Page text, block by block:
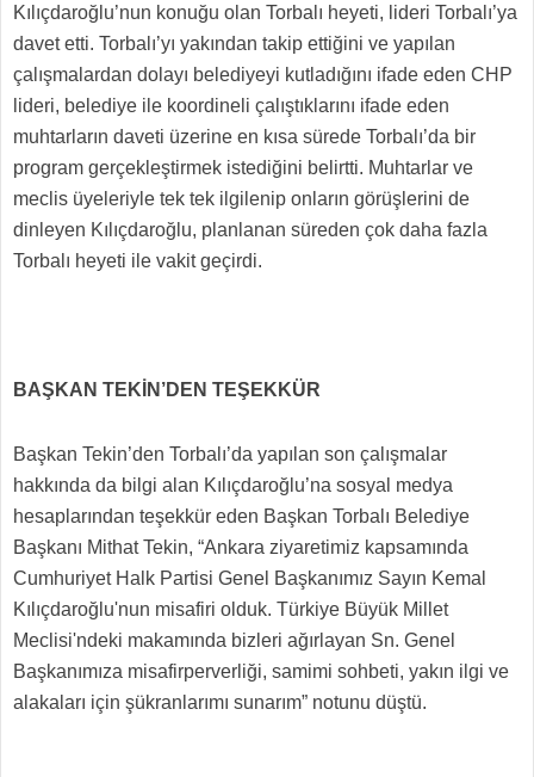
Kılıçdaroğlu’nun konuğu olan Torbalı heyeti, lideri Torbalı’ya
davet etti. Torbalı’yı yakından takip ettiğini ve yapılan
çalışmalardan dolayı belediyeyi kutladığını ifade eden CHP
lideri, belediye ile koordineli çalıştıklarını ifade eden
muhtarların daveti üzerine en kısa sürede Torbalı’da bir
program gerçekleştirmek istediğini belirtti. Muhtarlar ve
meclis üyeleriyle tek tek ilgilenip onların görüşlerini de
dinleyen Kılıçdaroğlu, planlanan süreden çok daha fazla
Torbalı heyeti ile vakit geçirdi.
BAŞKAN TEKİN’DEN TEŞEKKÜR
Başkan Tekin’den Torbalı’da yapılan son çalışmalar
hakkında da bilgi alan Kılıçdaroğlu’na sosyal medya
hesaplarından teşekkür eden Başkan Torbalı Belediye
Başkanı Mithat Tekin, “Ankara ziyaretimiz kapsamında
Cumhuriyet Halk Partisi Genel Başkanımız Sayın Kemal
Kılıçdaroğlu'nun misafiri olduk. Türkiye Büyük Millet
Meclisi'ndeki makamında bizleri ağırlayan Sn. Genel
Başkanımıza misafirperverliği, samimi sohbeti, yakın ilgi ve
alakaları için şükranlarımı sunarım” notunu düştü.